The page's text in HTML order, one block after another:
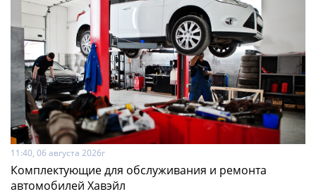
11:40, 06 августа 2026г
Комплектующие для обслуживания и ремонта
автомобилей Хавэйл